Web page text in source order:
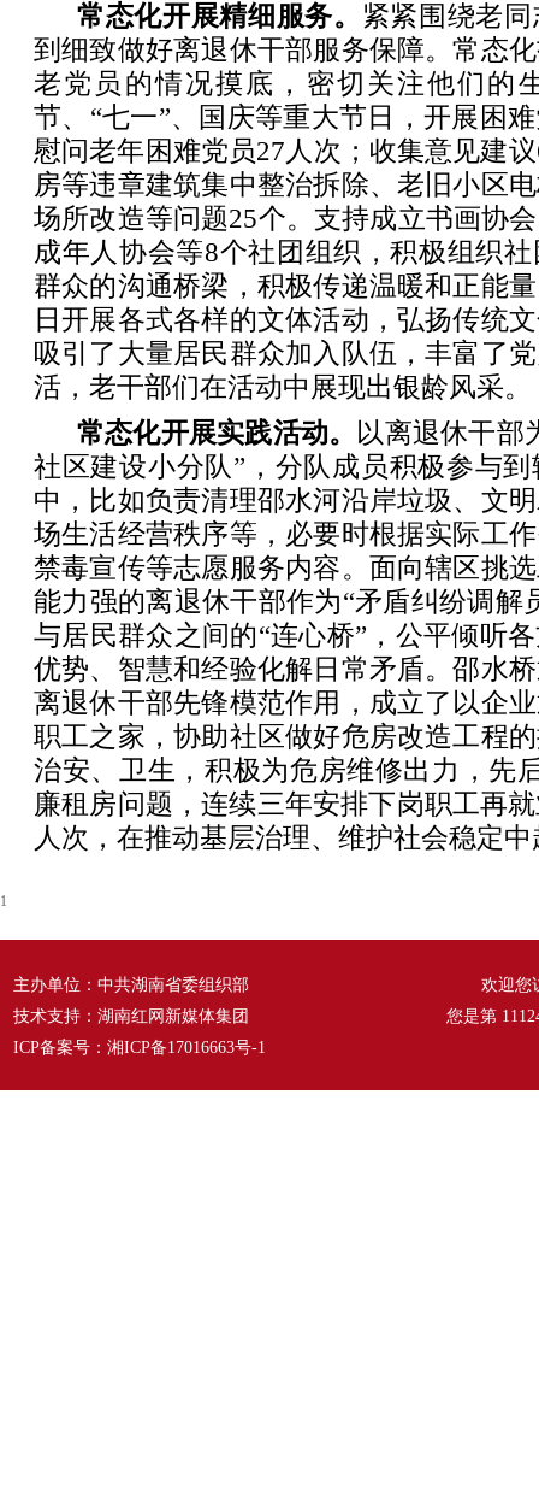
常态化开展精细服务。 紧紧围绕老
到细致做好离退休干部服务保障。常态
老党员的情况摸底，密切关注他们的
节、“七一”、国庆等重大节日，开展困
慰问老年困难党员27人次；收集意见建
房等违章建筑集中整治拆除、老旧小区
场所改造等问题25个。支持成立书画协
成年人协会等8个社团组织，积极组织
群众的沟通桥梁，积极传递温暖和正能
日开展各式各样的文体活动，弘扬传统
吸引了大量居民群众加入队伍，丰富了
活，老干部们在活动中展现出银龄风采。
常态化开展实践活动。
以离退休干部
社区建设小分队”，分队成员积极参与
中，比如负责清理邵水河沿岸垃圾、文
场生活经营秩序等，必要时根据实际工
禁毒宣传等志愿服务内容。面向辖区挑
能力强的离退休干部作为“矛盾纠纷调解
与居民群众之间的“连心桥”，公平倾听
优势、智慧和经验化解日常矛盾。邵水
离退休干部先锋模范作用，成立了以企
职工之家，协助社区做好危房改造工程
治安、卫生，积极为危房维修出力，先
廉租房问题，连续三年安排下岗职工再
人次，在推动基层治理、维护社会稳定
1
主办单位：中共湖南省委组织部
技术支持：湖南红网新媒体集团
ICP备案号： 湘ICP备17016663号-1
欢迎您
您是第